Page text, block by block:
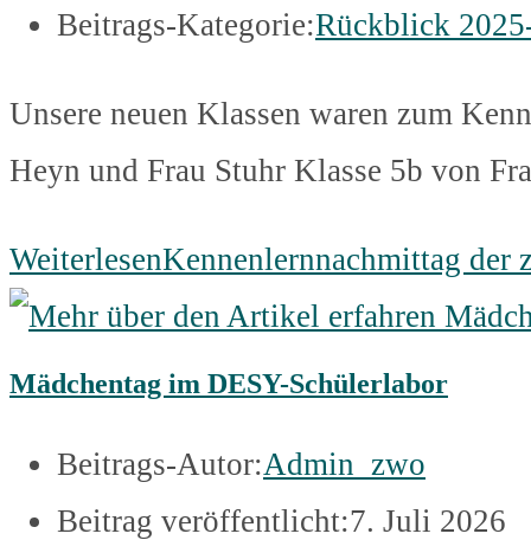
Beitrags-Kategorie:Rückblick
Unsere neuen Klassen waren zum
Heyn und Frau Stuhr Klasse 5b von
WeiterlesenKennenlernnachmittag der
Mädchentag im DESY-Schülerlabor
Beitrags-Autor:Admin_zwo
Beitrag veröffentlicht:7. Juli 2026